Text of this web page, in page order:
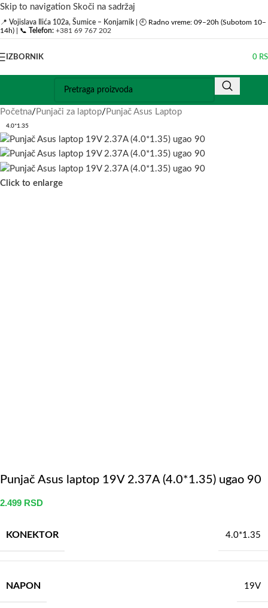
Skip to navigation Skoči na sadržaj
📍 Vojislava Ilića 102a, Šumice – Konjarnik | 🕘 Radno vreme: 09–20h (Subotom 10–
14h) | 📞 Telefon: +381 69 767 202
IZBORNIK 0
Početna/ Punjači za laptop/ Punjač Asus Laptop
4.0*1.35
Click to enlarge
Punjač Asus laptop 19V 2.37A (4.0*1.35) ugao 90
2.499 RSD
KONEKTOR 4.0*1.35
NAPON 19V